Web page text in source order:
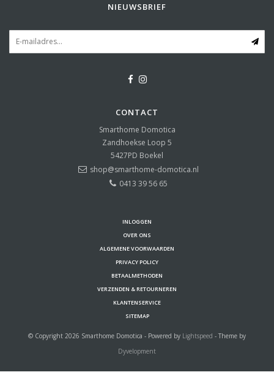
NIEUWSBRIEF
CONTACT
Smarthome Domotica
Zandhoekse Loop 5
5427PD Boekel
shop@smarthome-domotica.nl
0413 39 56 65
INLOGGEN
OVER ONS
ALGEMENE VOORWAARDEN
PRIVACY POLICY
BETAALMETHODEN
VERZENDEN & RETOURNEREN
KLANTENSERVICE
SITEMAP
© Copyright 2026 Smarthome Domotica - Powered by Lightspeed - Theme by
Dyvelopment